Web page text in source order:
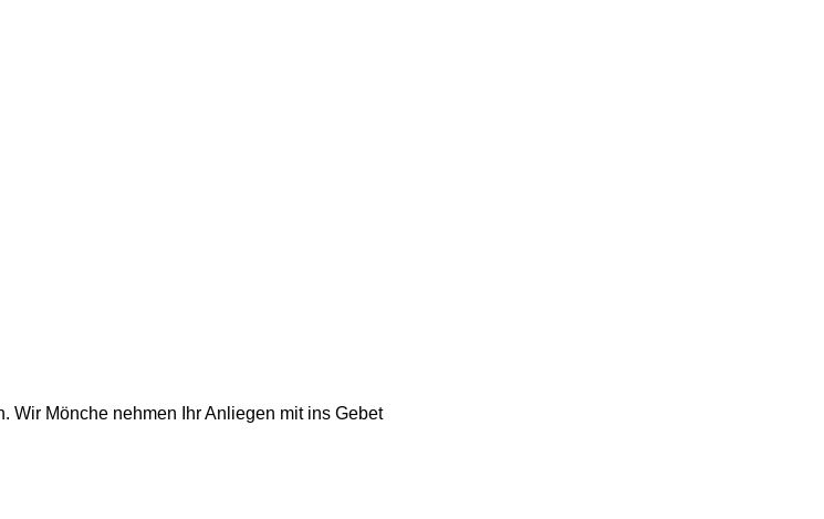
Wir Mönche nehmen Ihr Anliegen mit ins Gebet